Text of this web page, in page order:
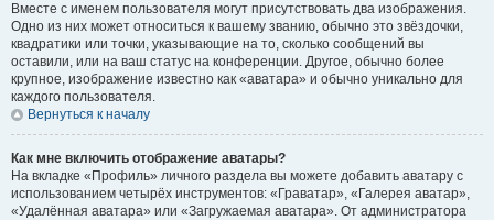
Вместе с именем пользователя могут присутствовать два изображения.
Одно из них может относиться к вашему званию, обычно это звёздочки,
квадратики или точки, указывающие на то, сколько сообщений вы
оставили, или на ваш статус на конференции. Другое, обычно более
крупное, изображение известно как «аватара» и обычно уникально для
каждого пользователя.
Вернуться к началу
Как мне включить отображение аватары?
На вкладке «Профиль» личного раздела вы можете добавить аватару с
использованием четырёх инструментов: «Граватар», «Галерея аватар»,
«Удалённая аватара» или «Загружаемая аватара». От администратора